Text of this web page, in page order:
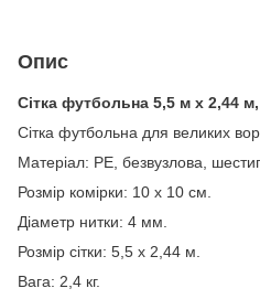
Опис
Сітка футбольна 5,5 м х 2,44
Сітка футбольна для великих
Матеріал: PE, безвузлова,
Розмір комірки: 10 х 10 см.
Діаметр нитки: 4 мм.
Розмір сітки: 5,5 х 2,44 м.
Вага: 2,4 кг.